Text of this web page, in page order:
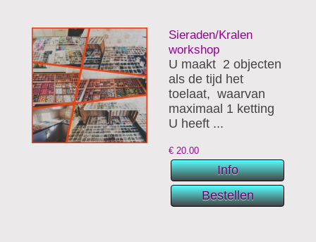
Sieraden/Kralen
workshop
U maakt 2 objecten
als de tijd het
toelaat, waarvan
maximaal 1 ketting
U heeft ...
€ 20.00